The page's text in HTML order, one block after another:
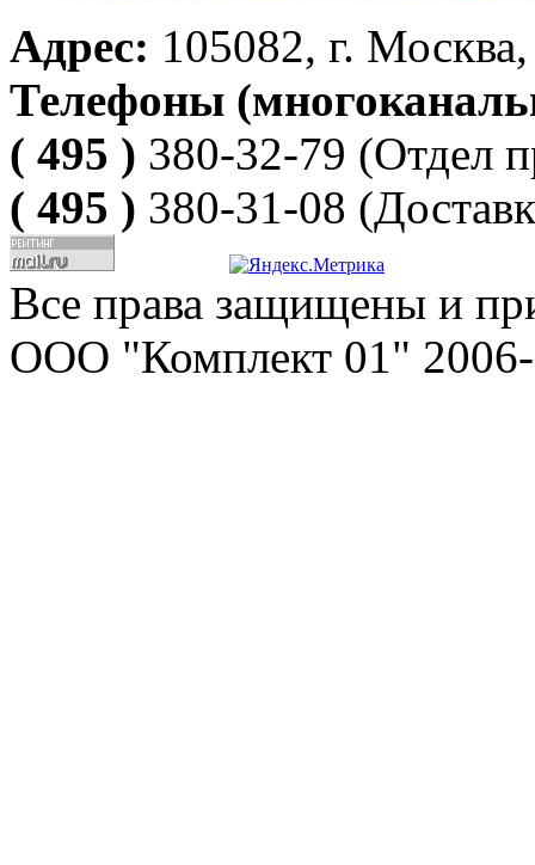
Адрес: 105082, г.
Телефоны
( 495 ) 380-32-79 (Отдел
( 495 ) 380-31-08
Все права защищены и
ООО "Комплект 01" 2006-